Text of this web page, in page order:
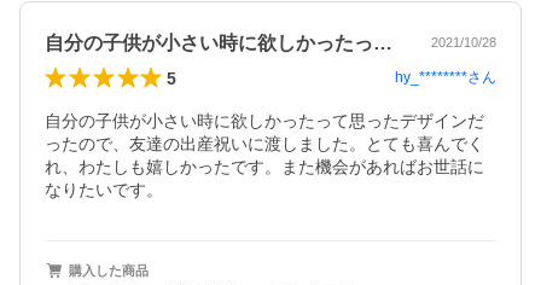
自分の子供が小さい時に欲しかったって思… 2021/10/28
5 hy_********さん
自分の子供が小さい時に欲しかったって思ったデザインだ
ったので、友達の出産祝いに渡しました。とても喜んでく
れ、わたしも嬉しかったです。また機会があればお世話に
なりたいです。
購入した商品